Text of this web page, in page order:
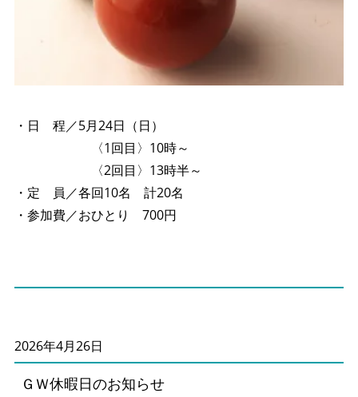
・日 程／5月24日（日）
〈1回目〉10時～
〈2回目〉13時半～
・定 員／各回10名 計20名
・参加費／おひとり 700円
2026年4月26日
ＧＷ休暇日のお知らせ